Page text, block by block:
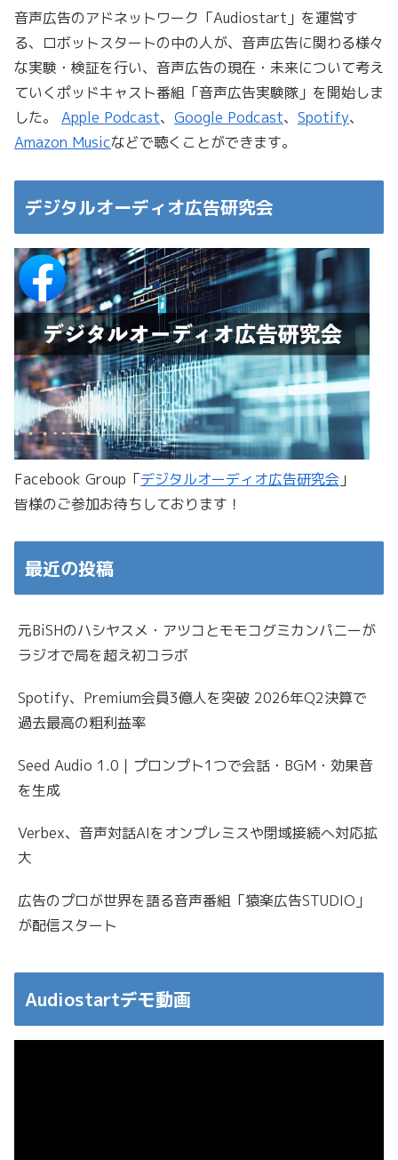
音声広告のアドネットワーク「Audiostart」を運営す
る、ロボットスタートの中の人が、音声広告に関わる様々
な実験・検証を行い、音声広告の現在・未来について考え
ていくポッドキャスト番組「音声広告実験隊」を開始しま
した。 Apple Podcast、 Google Podcast、 Spotify、
Amazon Musicなどで聴くことができます。
デジタルオーディオ広告研究会
Facebook Group「デジタルオーディオ広告研究会 」
皆様のご参加お待ちしております！
最近の投稿
元BiSHのハシヤスメ・アツコとモモコグミカンパニーが
ラジオで局を超え初コラボ
Spotify、Premium会員3億人を突破 2026年Q2決算で
過去最高の粗利益率
Seed Audio 1.0｜プロンプト1つで会話・BGM・効果音
を生成
Verbex、音声対話AIをオンプレミスや閉域接続へ対応拡
大
広告のプロが世界を語る音声番組「猿楽広告STUDIO」
が配信スタート
Audiostartデモ動画